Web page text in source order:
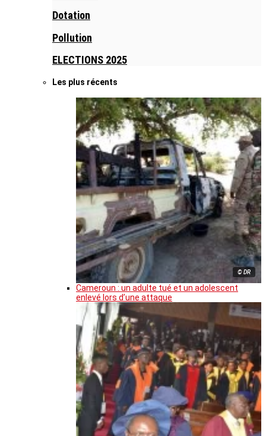
Dotation
Pollution
ELECTIONS 2025
Les plus récents
© DR
Cameroun : un adulte tué et un adolescent
enlevé lors d’une attaque